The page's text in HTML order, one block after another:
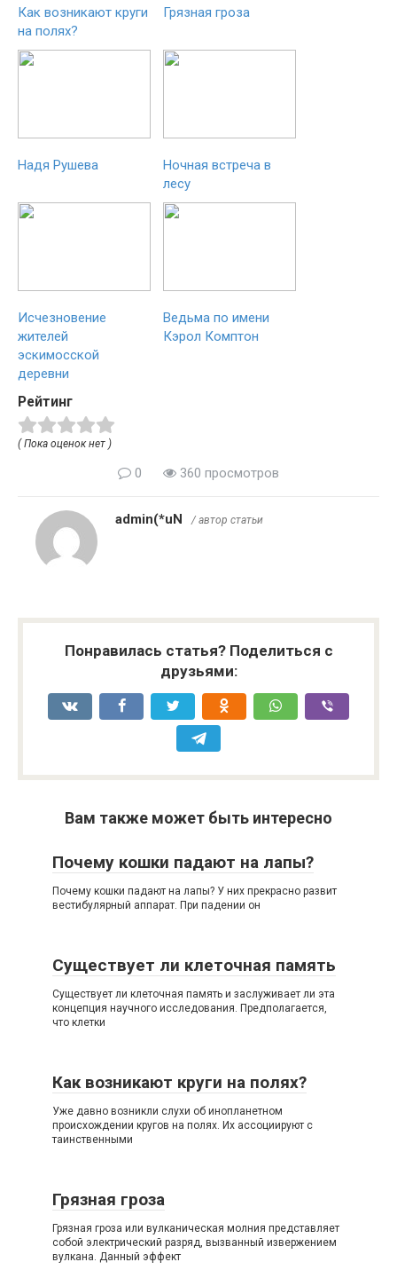
Как возникают круги
на полях?
Грязная гроза
Надя Рушева
Ночная встреча в
лесу
Исчезновение
жителей
эскимосской
деревни
Ведьма по имени
Кэрол Комптон
Рейтинг
( Пока оценок нет )
0 360 просмотров
admin(*uN / автор статьи
Понравилась статья? Поделиться с
друзьями:
Вам также может быть интересно
Почему кошки падают на лапы?
Почему кошки падают на лапы? У них прекрасно развит
вестибулярный аппарат. При падении он
Существует ли клеточная память
Существует ли клеточная память и заслуживает ли эта
концепция научного исследования. Предполагается,
что клетки
Как возникают круги на полях?
Уже давно возникли слухи об инопланетном
происхождении кругов на полях. Их ассоциируют с
таинственными
Грязная гроза
Грязная гроза или вулканическая молния представляет
собой электрический разряд, вызванный извержением
вулкана. Данный эффект